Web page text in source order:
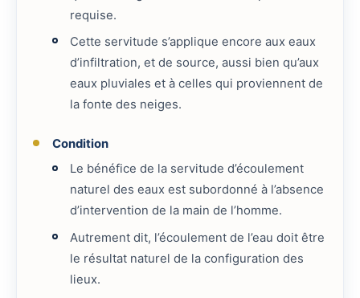
requise.
Cette servitude s’applique encore aux eaux
d’infiltration, et de source, aussi bien qu’aux
eaux pluviales et à celles qui proviennent de
la fonte des neiges.
Condition
Le bénéfice de la servitude d’écoulement
naturel des eaux est subordonné à l’absence
d’intervention de la main de l’homme.
Autrement dit, l’écoulement de l’eau doit être
le résultat naturel de la configuration des
lieux.